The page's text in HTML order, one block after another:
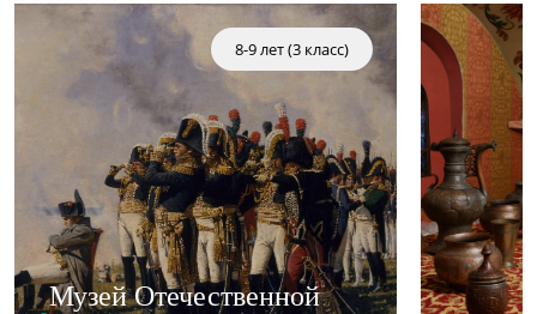
Заказать данную экскурсию можно по телефону
+7 (495) 692-37-31
Или написав нам на почту
Музей Отечественной
8-9 лет (3 класс)